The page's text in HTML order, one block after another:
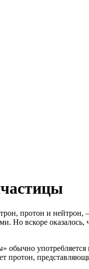
протон и нейтрон,
вскоре оказалось,
обычно
протон,